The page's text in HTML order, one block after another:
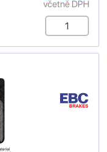
včetně DPH